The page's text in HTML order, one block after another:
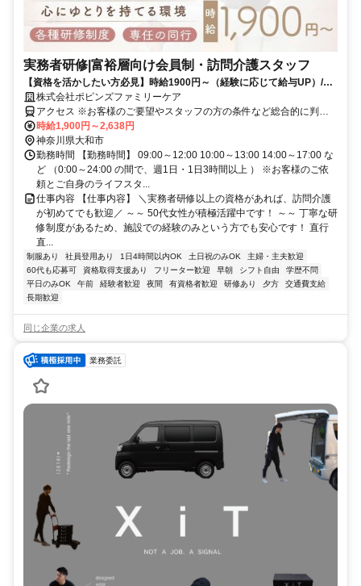
実務者研修|富裕層向け会員制・訪問介護スタッフ
【資格を活かしたい方必見】時給1900円～（経験に応じて給与UP）/
VIPケア / 1訪問3h～【時間に追われない訪問介護】
株式会社ポピンズファミリーケア
アクセス ※お客様のご要望やスタッフの方の条件など総合的に判断
し 最適な勤務先をご提案させていただきます。
時給1,900円～2,638円
神奈川県大和市
勤務時間 【勤務時間】 09:00～12:00 10:00～13:00 14:00～17:00 な
ど （0:00～24:00 の間で、週1日・1日3時間以上 ） ※お客様のご依
頼とご自身のライフスタ...
仕事内容 【仕事内容】 ＼実務者研修以上の資格があれば、訪問介護
が初めてでも歓迎／ ～～ 50代女性が積極活躍中です！ ～～ 丁寧な研
修制度があるため、施設での経験のみという方でも安心です！ 直行
直...
制服あり 社員登用あり 1日4時間以内OK 土日祝のみOK
主婦・主夫歓迎
60代も応募可
資格取得支援あり フリーター歓迎 早朝 シフト自由
学歴不問
平日のみOK
午前 経験者歓迎 夜間 有資格者歓迎 研修あり 夕方
交通費支給
長期歓迎
同じ企業の求人
業務委託